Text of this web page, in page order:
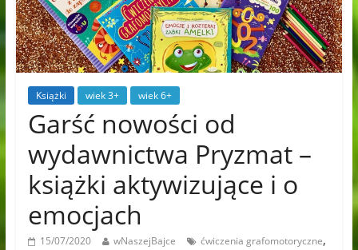
Książki wiek 3+ wiek 6+
Garść nowości od
wydawnictwa Pryzmat –
książki aktywizujące i o
emocjach
15/07/2020 wNaszejBajce ćwiczenia grafomotoryczne,